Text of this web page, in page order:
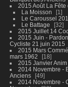
2015 Août La Fête
La Moisson
1
Le Caroussel
Le Battage
32
2015 Juillet 14
2015 Juin -
Cycliste 21 juin 2015
2015 Mars
mars 1962
18
2015 Janvier Anim
2014 Novembre -
Anciens
49
2014 Novembre -